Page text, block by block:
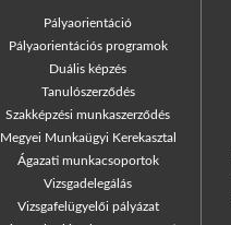
Pályaorientáció
Pályaorientációs programok
Duális képzés
Tanulószerződés
Szakképzési munkaszerződés
Megyei Munkaügyi Kerekasztal
Ágazati munkacsoportok
Vizsgadelegálás
Vizsgafelügyelői pályázat